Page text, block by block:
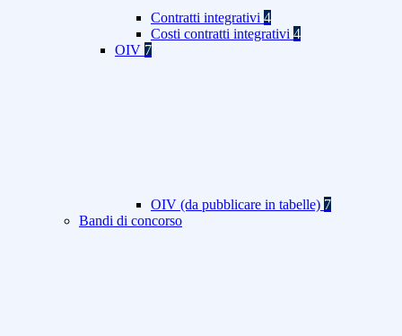
Contratti integrativi 4
Costi contratti integrativi 4
OIV 7
OIV (da pubblicare in tabelle) 7
Bandi di concorso